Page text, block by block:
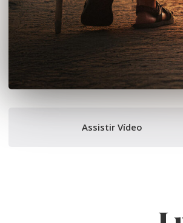
Assistir Vídeo